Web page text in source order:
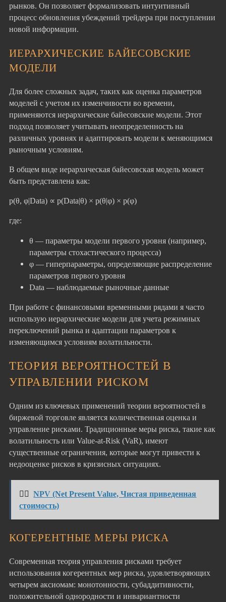
рынков. Он позволяет формализовать интуитивный
процесс обновления убеждений трейдера при поступлении
новой информации.
ИЕРАРХИЧЕСКИЕ БАЙЕСОВСКИЕ
МОДЕЛИ
Для более сложных задач, таких как оценка параметров
моделей с учетом их изменчивости во времени,
применяются иерархические байесовские модели. Этот
подход позволяет учитывать неопределенность на
различных уровнях и адаптировать модели к меняющимся
рыночным условиям.
В общем виде иерархическая байесовская модель может
быть представлена как:
p(θ, φ|Data) ∝ p(Data|θ) × p(θ|φ) × p(φ)
где:
θ — параметры модели первого уровня (например,
параметры стохастического процесса)
φ — гиперпараметры, определяющие распределение
параметров первого уровня
Data — наблюдаемые рыночные данные
При работе с финансовыми временными рядами я часто
использую иерархические модели для учета режимных
переключений рынка и адаптации параметров к
изменяющимся условиям волатильности.
ТЕОРИЯ ВЕРОЯТНОСТЕЙ В
УПРАВЛЕНИИ РИСКОМ
Одним из ключевых применений теории вероятностей в
биржевой торговле является количественная оценка и
управление рисками. Традиционные меры риска, такие как
волатильность или Value-at-Risk (VaR), имеют
существенные ограничения, которые могут привести к
недооценке рисков в кризисных ситуациях.
👉🏻
NPV (Net Present Value, Чистая приведенная
стоимость)
КОГЕРЕНТНЫЕ МЕРЫ РИСКА
Современная теория управления рисками требует
использования когерентных мер риска, удовлетворяющих
четырем аксиомам: монотонности, субаддитивности,
положительной однородности и инвариантности